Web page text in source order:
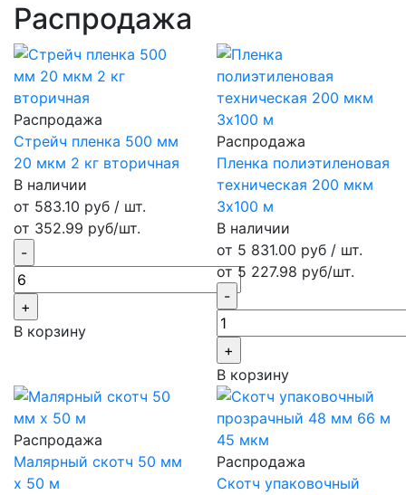
Распродажа
Распродажа
Стрейч пленка 500 мм
20 мкм 2 кг вторичная
В наличии
от 583.10 руб / шт.
от 352.99 руб/шт.
В корзину
Распродажа
Пленка полиэтиленовая
техническая 200 мкм
3х100 м
В наличии
от 5 831.00 руб / шт.
от 5 227.98 руб/шт.
В корзину
Распродажа
Малярный скотч 50 мм
х 50 м
Распродажа
Скотч упаковочный